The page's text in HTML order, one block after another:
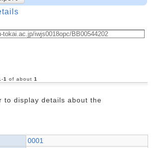
-1 of about 1
to display details about the
0001